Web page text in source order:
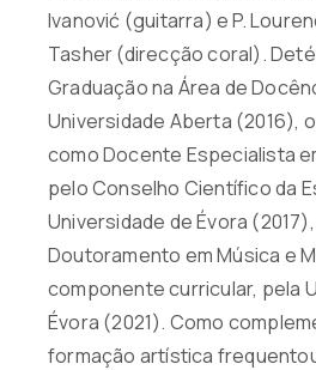
Ivanović (guitarra) e P.
Tasher (direcção coral).
Graduação na Área de
Universidade Aberta (2016),
como Docente Especialista
pelo Conselho Científico da
Universidade de Évora
Doutoramento em Música e
componente curricular, pela
Évora (2021). Como
formação artística